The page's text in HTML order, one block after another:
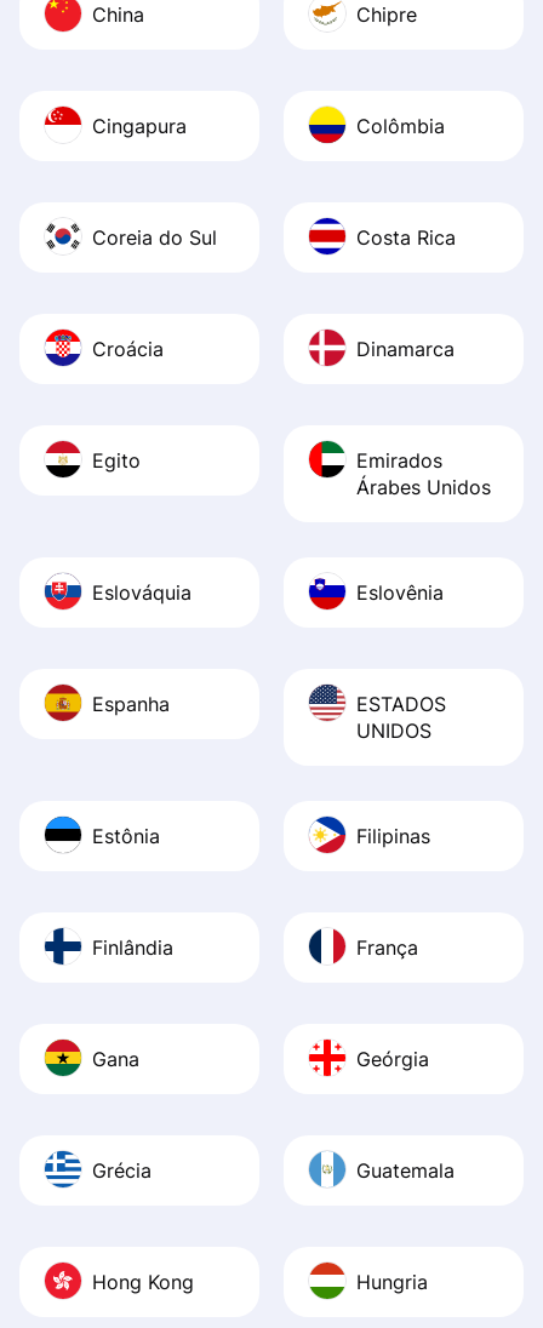
China Chipre
Cingapura Colômbia
Coreia do Sul Costa Rica
Croácia Dinamarca
Egito
Emirados
Árabes Unidos
Eslováquia Eslovênia
Espanha
ESTADOS
UNIDOS
Estônia Filipinas
Finlândia França
Gana Geórgia
Grécia Guatemala
Hong Kong Hungria